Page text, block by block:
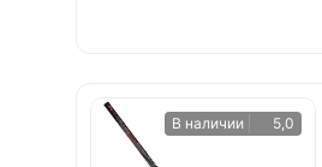
В наличии 5,0